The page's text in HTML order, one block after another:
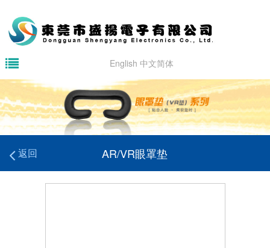
English 中文简体
返回 AR/VR眼罩垫